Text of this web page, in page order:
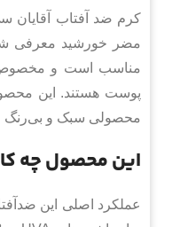
مضر خورشید معرفی
مناسب است و مخصوص
پوست هستند. این
محصولی سبک و بی‌رنگ
این محصول چه
عملکرد اصلی این